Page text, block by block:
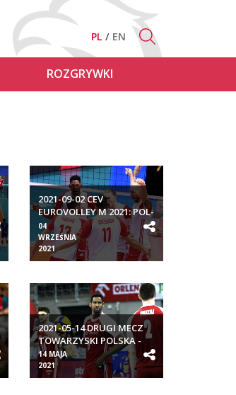
PL EN
ROZGRYWKI
2021-09-02 CEV
EUROVOLLEY M 2021: POL-
POR
04
WRZEŚNIA
2021
2021-05-14 DRUGI MECZ
TOWARZYSKI POLSKA -
BELGIA 4:0
14 MAJA
2021